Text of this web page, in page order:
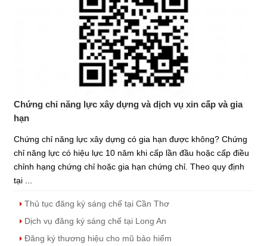
Chứng chỉ năng lực xây dựng và dịch vụ xin cấp và gia
hạn
Chứng chỉ năng lực xây dựng có gia hạn được không? Chứng
chỉ năng lực có hiệu lực 10 năm khi cấp lần đầu hoặc cấp điều
chỉnh hạng chứng chỉ hoặc gia hạn chứng chỉ. Theo quy định
tại ...
Thủ tục đăng ký sáng chế tại Cần Thơ
Dịch vụ đăng ký sáng chế tại Long An
Đăng ký thương hiệu cho mũ bảo hiểm